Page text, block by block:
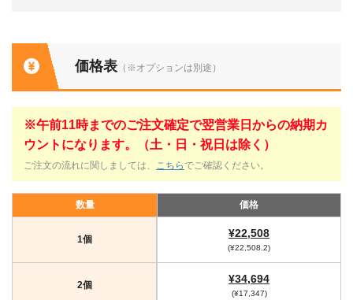
価格表 （※オプションは別途）
※午前11時までのご注文確定で翌営業日からの納期カ
ウントになります。（土・日・祝日は除く）
ご注文の流れに関しましては、 こちら でご確認ください。
数量 価格
1個 ¥22,508
(¥22,508.2)
2個 ¥34,694
(¥17,347)